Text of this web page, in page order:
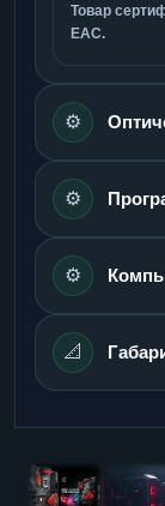
Товар
ЕАС.
⚙️
⚙️
⚙️
📐